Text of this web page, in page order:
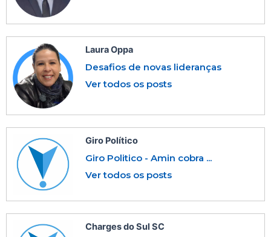
Laura Oppa
Desafios de novas lideranças
Ver todos os posts
Giro Político
Giro Politico - Amin cobra ...
Ver todos os posts
Charges do Sul SC